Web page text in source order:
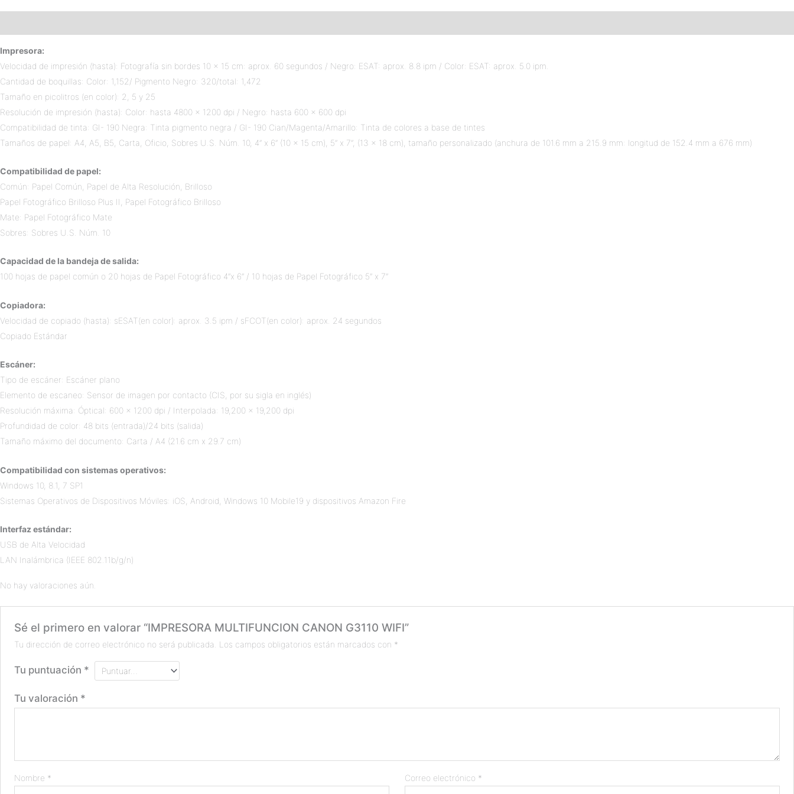
Impresora:
Velocidad de impresión (hasta): Fotografía sin bordes 10 x 15 cm: aprox. 60 segundos / Negro: ESAT: aprox. 8.8 ipm / Color: ESAT: aprox. 5.0 ipm.
Cantidad de boquillas: Color: 1,152/ Pigmento Negro: 320/total: 1,472
Tamaño en picolitros (en color): 2, 5 y 25
Resolución de impresión (hasta): Color: hasta 4800 x 1200 dpi / Negro: hasta 600 x 600 dpi
Compatibilidad de tinta: GI- 190 Negra: Tinta pigmento negra / GI- 190 Cian/Magenta/Amarillo: Tinta de colores a base de tintes
Tamaños de papel: A4, A5, B5, Carta, Oficio, Sobres U.S. Núm. 10, 4” x 6” (10 x 15 cm), 5” x 7”, (13 x 18 cm), tamaño personalizado (anchura de 101.6 mm a 215.9 mm: longitud de 152.4 mm a 676 mm)
Compatibilidad de papel:
Común: Papel Común, Papel de Alta Resolución, Brilloso
Papel Fotográfico Brilloso Plus II, Papel Fotográfico Brilloso
Mate: Papel Fotográfico Mate
Sobres: Sobres U.S. Núm. 10
Capacidad de la bandeja de salida:
100 hojas de papel común o 20 hojas de Papel Fotográfico 4”x 6” / 10 hojas de Papel Fotográfico 5” x 7”
Copiadora:
Velocidad de copiado (hasta): sESAT(en color): aprox. 3.5 ipm / sFCOT(en color): aprox. 24 segundos
Copiado Estándar
Escáner:
Tipo de escáner: Escáner plano
Elemento de escaneo: Sensor de imagen por contacto (CIS, por su sigla en inglés)
Resolución máxima: Óptical: 600 x 1200 dpi / Interpolada: 19,200 x 19,200 dpi
Profundidad de color: 48 bits (entrada)/24 bits (salida)
Tamaño máximo del documento: Carta / A4 (21.6 cm x 29.7 cm)
Compatibilidad con sistemas operativos:
Windows 10, 8.1, 7 SP1
Sistemas Operativos de Dispositivos Móviles: iOS, Android, Windows 10 Mobile19 y dispositivos Amazon Fire
Interfaz estándar:
USB de Alta Velocidad
LAN Inalámbrica (IEEE 802.11b/g/n)
No hay valoraciones aún.
Sé el primero en valorar “IMPRESORA MULTIFUNCION CANON G3110 WIFI”
Tu dirección de correo electrónico no será publicada. Los campos obligatorios están marcados con *
Tu puntuación *
Tu valoración *
Nombre * Correo electrónico *